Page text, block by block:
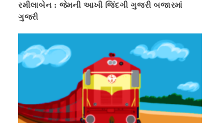
રમીલાબેન : જેમની આખી જિંદગી ગુજરી બજારમાં
ગુજરી